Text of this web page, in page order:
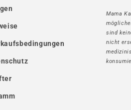
Mama
sind
nicht